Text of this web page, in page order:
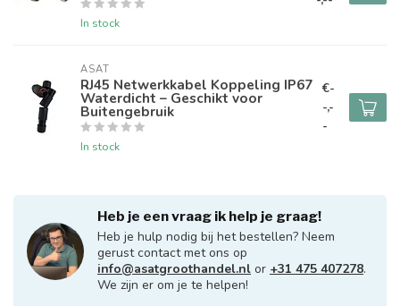
In stock
ASAT
RJ45 Netwerkkabel Koppeling IP67
Waterdicht – Geschikt voor
Buitengebruik
In stock
€-
-,-
-
Heb je een vraag ik help je graag!
Heb je hulp nodig bij het bestellen? Neem
gerust contact met ons op
info@asatgroothandel.nl or +31 475 407278.
We zijn er om je te helpen!